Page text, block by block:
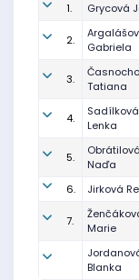
1. Grycová
2.
Gabriela
3.
Tatiana
4.
Sadílková
Lenka
5.
Obrátilová
Naďa
6. Jirková
7.
Marie
Blanka